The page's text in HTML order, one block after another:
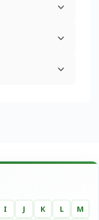
I J K L M